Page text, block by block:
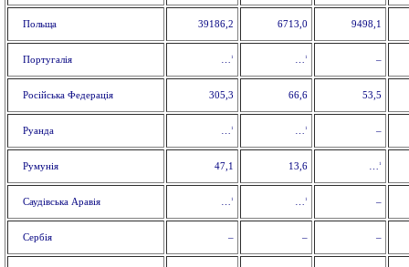
Польща 39186,2 6713,0 9498,1
Португалія …1 …1 –
Російська Федерація 305,3 66,6 53,5
Руанда …1 …1 –
Румунія 47,1 13,6 …1
Саудівська Аравія …1 …1 –
Сербія – – –